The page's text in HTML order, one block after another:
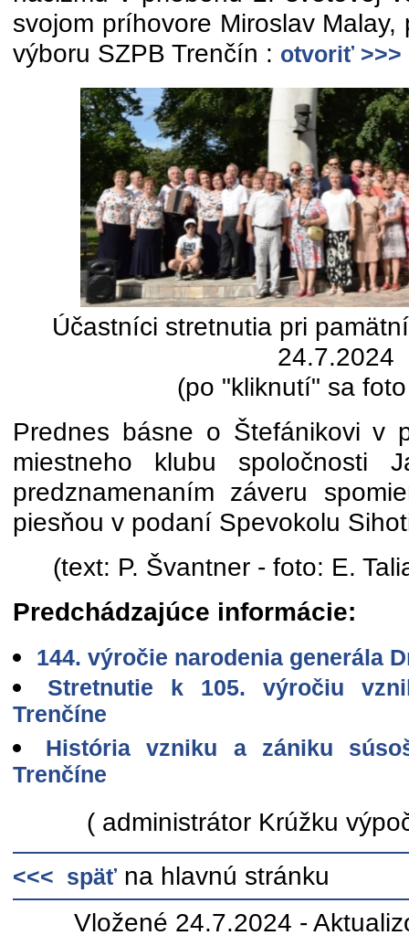
svojom príhovore Miroslav
výboru SZPB Trenčín : otvoriť >>>
Účastníci stretnutia pri
24.7.2024
(po "kliknutí" sa
Prednes básne o Štefánikovi v
miestneho klubu spoločnosti
predznamenaním záveru
piesňou v podaní Spevokolu
(text: P. Švantner - foto: E.
Predchádzajúce informácie:
144. výročie narodenia generála
Stretnutie k 105. výročiu
Trenčíne
História vzniku a zániku
Trenčíne
( administrátor Krúžku
<<< späť na hlavnú stránku
Vložené 24.7.2024 -